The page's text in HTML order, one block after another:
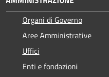
Organi di Governo
Aree Amministrative
Uffici
Enti e fondazioni